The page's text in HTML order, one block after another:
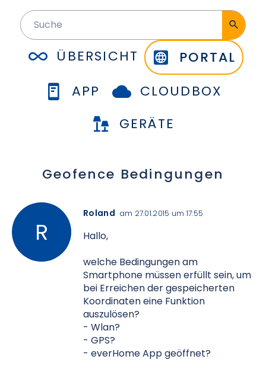
ÜBERSICHT
PORTAL
APP
CLOUDBOX
GERÄTE
Geofence Bedingungen
Roland am 27.01.2015 um 17:55
Hallo,
welche Bedingungen am
Smartphone müssen erfüllt sein, um
bei Erreichen der gespeicherten
Koordinaten eine Funktion
auszulösen?
- Wlan?
- GPS?
- everHome App geöffnet?